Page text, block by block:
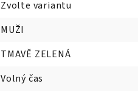
Zvolte variantu
MUŽI
TMAVĚ ZELENÁ
Volný čas